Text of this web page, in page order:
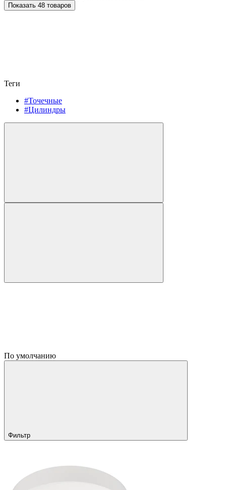
Показать 48 товаров
Теги
#Точечные
#Цилиндры
По умолчанию
Фильтр